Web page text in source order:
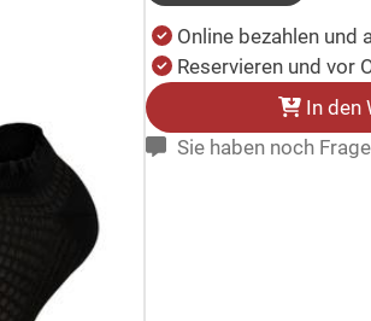
Online bezahlen und
Reservieren und vor
In den
Sie haben noch